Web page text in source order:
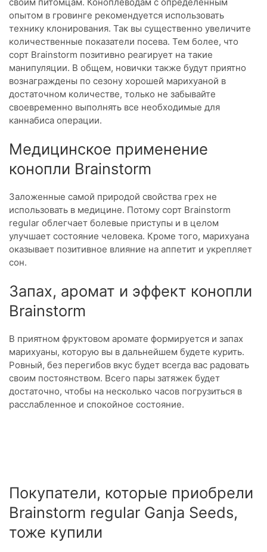
опытом в гровинге рекомендуется использовать
технику клонирования. Так вы существенно увеличите
количественные показатели посева. Тем более, что
сорт Brainstorm позитивно реагирует на такие
манипуляции. В общем, новички также будут приятно
вознаграждены по сезону хорошей марихуаной в
достаточном количестве, только не забывайте
своевременно выполнять все необходимые для
каннабиса операции.
Медицинское применение
конопли Brainstorm
Заложенные самой природой свойства грех не
использовать в медицине. Потому сорт Brainstorm
regular облегчает болевые приступы и в целом
улучшает состояние человека. Кроме того, марихуана
оказывает позитивное влияние на аппетит и укрепляет
сон.
Запах, аромат и эффект конопли
Brainstorm
В приятном фруктовом аромате формируется и запах
марихуаны, которую вы в дальнейшем будете курить.
Ровный, без перегибов вкус будет всегда вас радовать
своим постоянством. Всего пары затяжек будет
достаточно, чтобы на несколько часов погрузиться в
расслабленное и спокойное состояние.
Покупатели, которые приобрели
Brainstorm regular Ganja Seeds,
тоже купили